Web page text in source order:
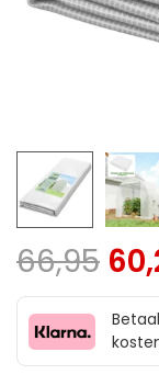
66,95